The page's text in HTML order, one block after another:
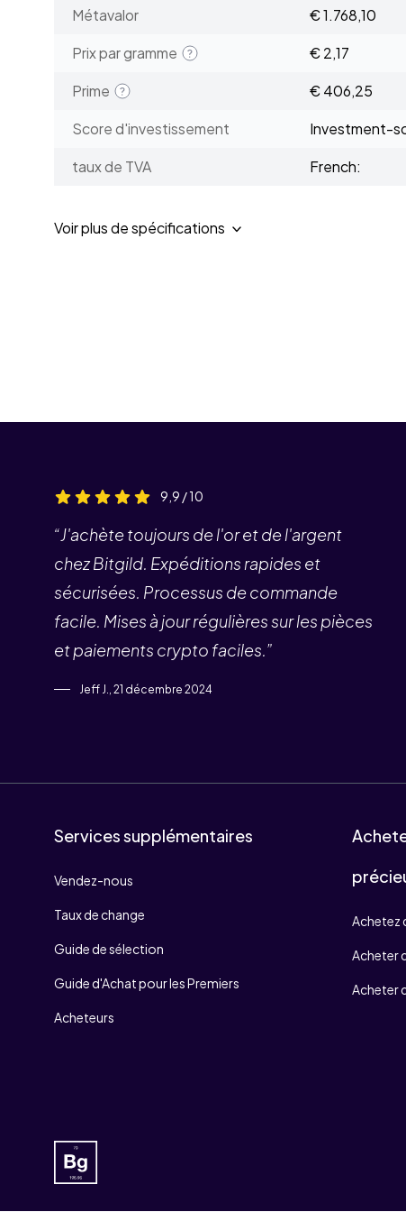
Métavalor
€ 1.768,10
Prix par gramme
€ 2,17
Prime
€ 406,25
Score d'investissement
Investment-
taux de TVA
French:
Voir plus de spécifications
9,9 / 10
“J'achète toujours de l'or et de l'argent
chez Bitgild. Expéditions rapides et
sécurisées. Processus de commande
facile. Mises à jour régulières sur les pièces
et paiements crypto faciles.”
Jeff J., 21 décembre 2024
Services supplémentaires
Vendez-nous
Taux de change
Guide de sélection
Guide d'Achat pour les Premiers
Acheteurs
Achetez
Acheter
Acheter